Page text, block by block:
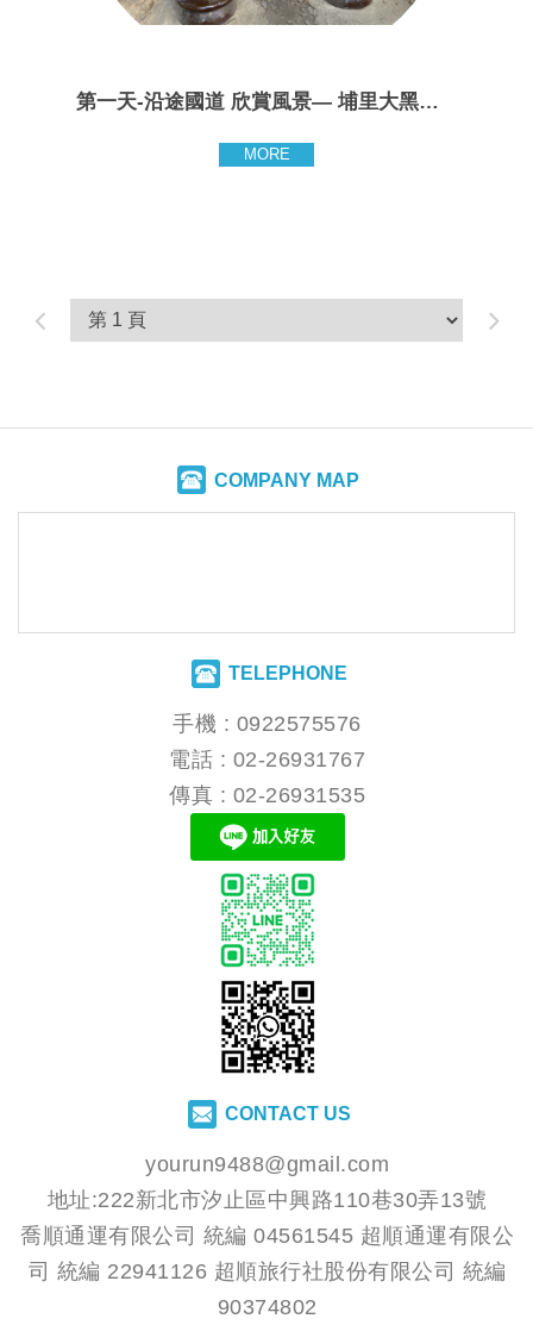
第一天-沿途國道 欣賞風景— 埔里大黑松小倆口—埔里酒廠—風味...
MORE
COMPANY MAP
TELEPHONE
手機 : 0922575576
電話 : 02-26931767
傳真 : 02-26931535
CONTACT US
yourun9488@gmail.com
地址:222新北市汐止區中興路110巷30弄13號
喬順通運有限公司 統編 04561545 超順通運有限公
司 統編 22941126 超順旅行社股份有限公司 統編
90374802